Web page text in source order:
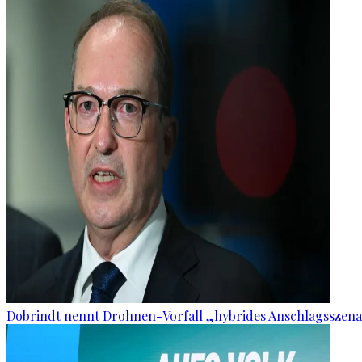
Dobrindt nennt Drohnen-Vorfall „hybrides